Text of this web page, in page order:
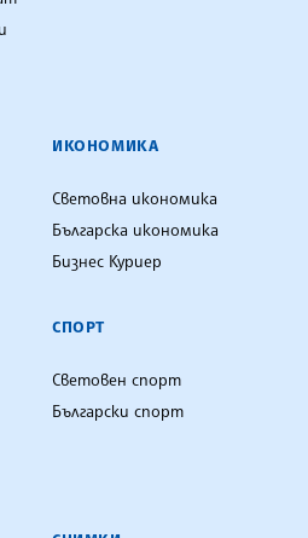
ИКОНОМИКА
Световна икономика
Българска икономика
Бизнес Куриер
СПОРТ
Световен спорт
Български спорт